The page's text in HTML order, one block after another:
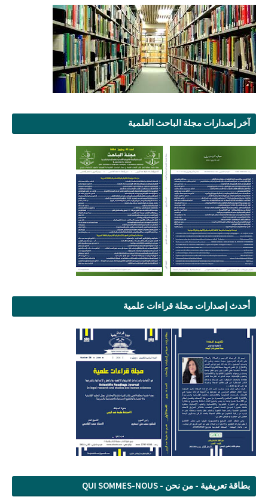
آخر إصدارات مجلة الباحث العلمية
أحدث إصدارات مجلة قراءات علمية
بطاقة تعريفية - من نحن - QUI SOMMES-NOUS